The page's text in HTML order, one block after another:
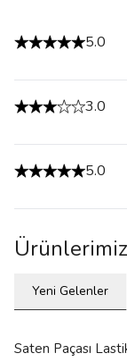
5.0
3.0
5.0
Yeni Gelenler
Saten Paçası